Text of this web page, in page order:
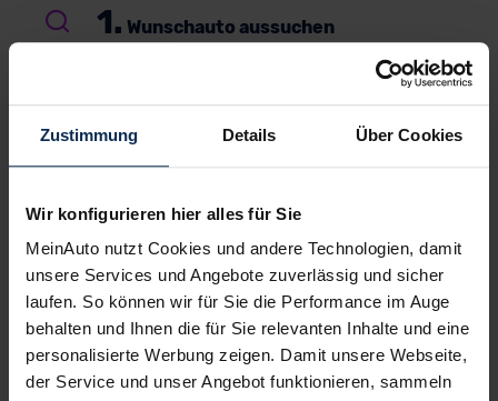
Zustimmung Details Über Cookies
Wir konfigurieren hier alles für Sie
MeinAuto nutzt Cookies und andere Technologien, damit
unsere Services und Angebote zuverlässig und sicher
laufen. So können wir für Sie die Performance im Auge
behalten und Ihnen die für Sie relevanten Inhalte und eine
personalisierte Werbung zeigen. Damit unsere Webseite,
der Service und unser Angebot funktionieren, sammeln
1. Wunschauto aussuchen
Du wählst dein Lieblingsmodell – wir suchen es für
Einfach, kostenlos und unverbindlich. Und
garantiert zu Top-Preisen.
2.Bestes Angebot wählen
Du erhältst ein individuelles Angebot
kompetenter Beratung und
Ansprechpartner. Alles klar? Bestelle deinen
Neuwagen, ganz einfach online.
3. Einfach losfahren
Wir liefern deinen Neuwagen – auf Wunsch sogar